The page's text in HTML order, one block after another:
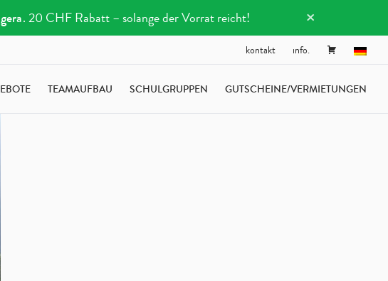
. 20 CHF Rabatt – solange der Vorrat reicht! ×
kontakt info.
TEAMAUFBAU SCHULGRUPPEN GUTSCHEINE/VERMIETUNGEN